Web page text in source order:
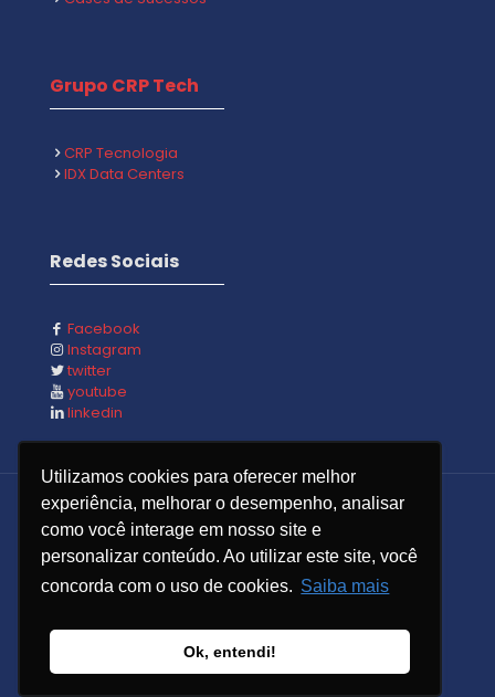
Utilizamos cookies para oferecer melhor
experiência, melhorar o desempenho, analisar
como você interage em nosso site e
personalizar conteúdo. Ao utilizar este site, você
concorda com o uso de cookies. Saiba mais
Ok, entendi!
Grupo CRP Tech
CRP Tecnologia
IDX Data Centers
Redes Sociais
Facebook
Instagram
twitter
youtube
linkedin
© 2023 CRP Computadores - Todos os Direitos
Reservados - Feito com
por